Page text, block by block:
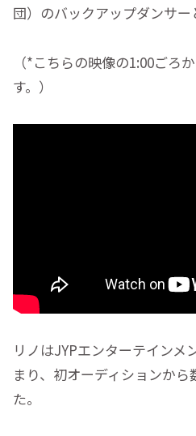
団）のバックアップダンサー
（*こちらの映像の1:00ごろ
す。）
リノはJYPエンターテインメ
まり、初オーディションか
た。